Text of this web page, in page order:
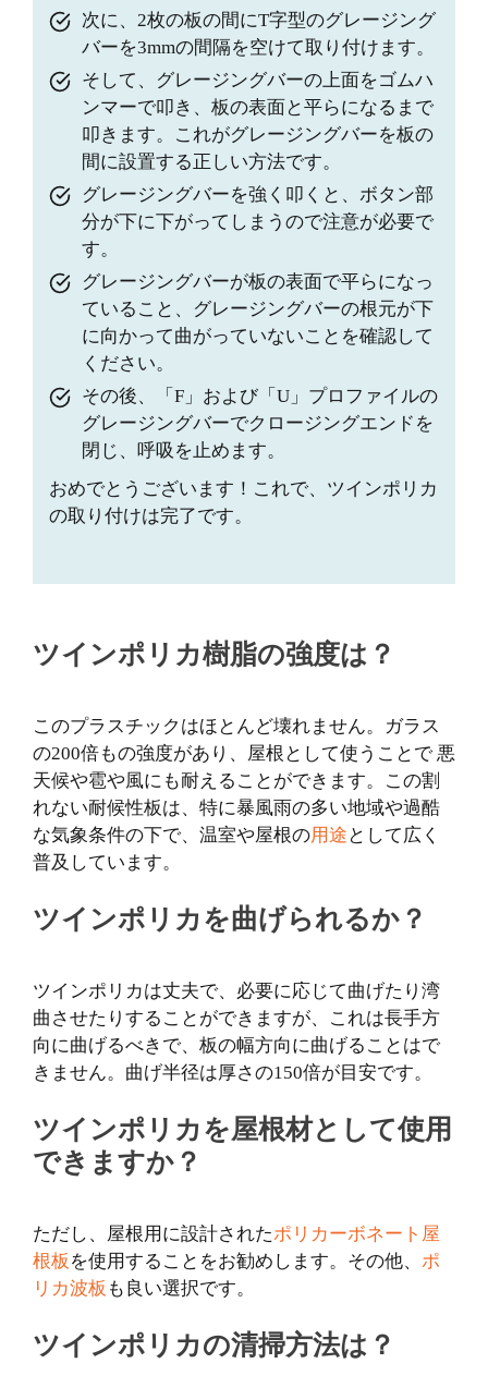
次に、2枚の板の間にT字型のグレージング
バーを3mmの間隔を空けて取り付けます。
そして、グレージングバーの上面をゴムハ
ンマーで叩き、板の表面と平らになるまで
叩きます。これがグレージングバーを板の
間に設置する正しい方法です。
グレージングバーを強く叩くと、ボタン部
分が下に下がってしまうので注意が必要で
す。
グレージングバーが板の表面で平らになっ
ていること、グレージングバーの根元が下
に向かって曲がっていないことを確認して
ください。
その後、「F」および「U」プロファイルの
グレージングバーでクロージングエンドを
閉じ、呼吸を止めます。
おめでとうございます！これで、ツインポリカ
の取り付けは完了です。
ツインポリカ樹脂の強度は？
このプラスチックはほとんど壊れません。ガラス
の200倍もの強度があり、屋根として使うことで 悪
天候や雹や風にも耐えることができます。この割
れない耐候性板は、特に暴風雨の多い地域や過酷
な気象条件の下で、温室や屋根の用途 として広く
普及しています。
ツインポリカを曲げられるか？
ツインポリカは丈夫で、必要に応じて曲げたり湾
曲させたりすることができますが、これは長手方
向に曲げるべきで、板の幅方向に曲げることはで
きません。曲げ半径は厚さの150倍が目安です。
ツインポリカを屋根材として使用
できますか？
ただし、屋根用に設計されたポリカーボネート屋
根板 を使用することをお勧めします。その他、 ポ
リカ波板 も良い選択です。
ツインポリカの清掃方法は？